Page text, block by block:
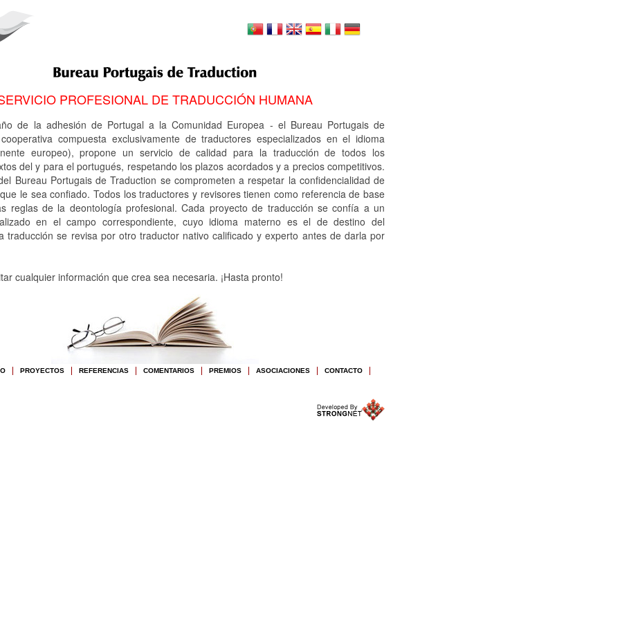
PROFESIONAL DE TRADUCCIÓN HUMANA
de la adhesión de Portugal a la Comunidad Europea - el Bureau Portugais de
compuesta exclusivamente de traductores especializados en el idioma
europeo), propone un servicio de calidad para la traducción de todos los
del y para el portugués, respetando los plazos acordados y a precios competitivos.
Bureau Portugais de Traduction se comprometen a respetar la confidencialidad de
le sea confiado. Todos los traductores y revisores tienen como referencia de base
reglas de la deontología profesional. Cada proyecto de traducción se confía a un
en el campo correspondiente, cuyo idioma materno es el de destino del
traducción se revisa por otro traductor nativo calificado y experto antes de darla por
cualquier información que crea sea necesaria. ¡Hasta pronto!
PROYECTOS REFERENCIAS COMENTARIOS PREMIOS ASOCIACIONES CONTACTO